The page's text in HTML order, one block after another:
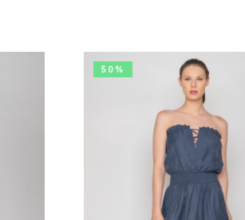
50%